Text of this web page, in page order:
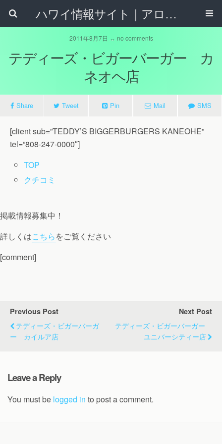
ハワイ情報サイト｜アロハタウンネット
2011年8月7日 ↔ no comments
テディーズ・ビガーバーガー カ
ネオヘ店
Share Tweet Pin Mail SMS
[client sub=”TEDDY’S BIGGERBURGERS KANEOHE”
tel=”808-247-0000″]
TOP
クチコミ
掲載情報募集中！
詳しくはこちらをご覧ください
[comment]
Previous Post
テディーズ・ビガーバーガ
ー カイルア店
Next Post
テディーズ・ビガーバーガー
ユニバーシティー店
Leave a Reply
You must be logged in to post a comment.